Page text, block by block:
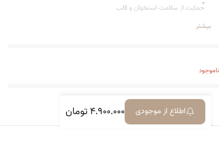
حمایت از سلامت استخوان و قلب
بهبود عملکرد هوازی و مقاومتی
مونوهیدارته
بیشتر
ناموجود
۴.۹۰۰.۰۰۰تومان اطلاع از موجودیمعرفی کالا دیدگاه‌ها